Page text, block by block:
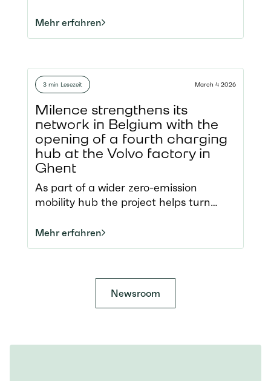
die Pilotphase ist vielerorts bereits
abgeschlossen Klare politische
Förderung und der Ausbau der
Ladeinfrastruktur treiben die
Verbreitung voran – doch der
Fortschritt ist von Land zu Land sehr
unterschiedlich Die jüngste
Energiekrise hat gezeigt, wie
verwundbar Europa durch seine
Abhängigkeit von importierten fossilen
Brennstoffen ist Das Whitepaper
benennt zentrale politische
Stellschrauben, um die
voranzutreiben und eine Zersplitterung
der europäischen Verkehrswende zu
Mehr erfahren
3 min Lesezeit March 4 2026
Milence strengthens its
network in Belgium with the
opening of a fourth charging
hub at the Volvo factory in
Ghent
As part of a wider zero-emission
mobility hub the project helps turn
into reality. Located in the Port of
Ghent, a key Belgian logistics region,
along the North Sea–Mediterranean
Mehr erfahren
Newsroom